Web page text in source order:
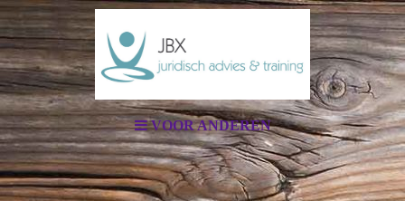
VOOR ANDEREN